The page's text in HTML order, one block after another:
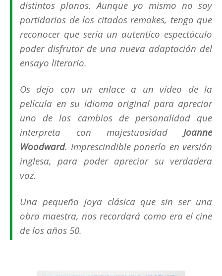
distintos planos. Aunque yo mismo no soy
partidarios de los citados remakes, tengo que
reconocer que seria un autentico espectáculo
poder disfrutar de una nueva adaptación del
ensayo literario.
Os dejo con un enlace a un vídeo de la
película en su idioma original para apreciar
uno de los cambios de personalidad que
interpreta con majestuosidad Joanne
Woodward. Imprescindible ponerlo en versión
inglesa, para poder apreciar su verdadera
voz.
Una pequeña joya clásica que sin ser una
obra maestra, nos recordará como era el cine
de los años 50.